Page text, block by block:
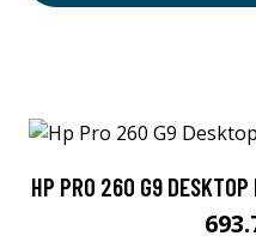
HP PRO 260 G9